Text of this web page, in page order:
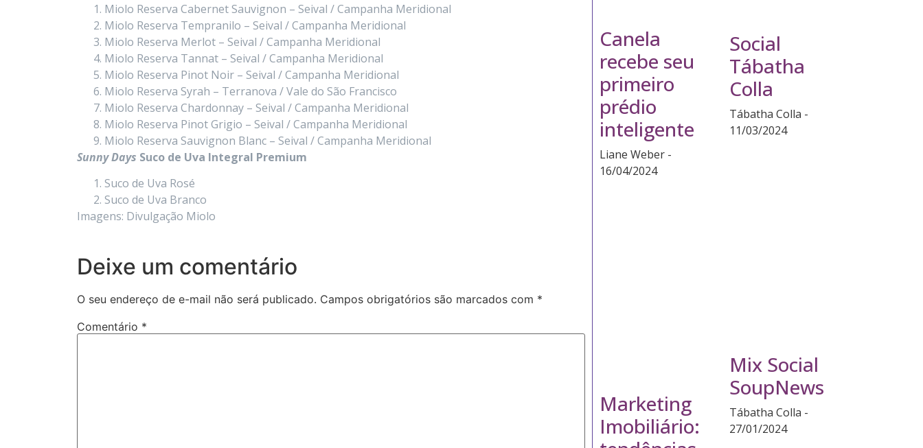
Miolo Reserva Cabernet Sauvignon – Seival / Campanha Meridional
Miolo Reserva Tempranilo – Seival / Campanha Meridional
Miolo Reserva Merlot – Seival / Campanha Meridional
Miolo Reserva Tannat – Seival / Campanha Meridional
Miolo Reserva Pinot Noir – Seival / Campanha Meridional
Miolo Reserva Syrah – Terranova / Vale do São Francisco
Miolo Reserva Chardonnay – Seival / Campanha Meridional
Miolo Reserva Pinot Grigio – Seival / Campanha Meridional
Miolo Reserva Sauvignon Blanc – Seival / Campanha Meridional
Sunny Days Suco de Uva Integral Premium
Suco de Uva Rosé
Suco de Uva Branco
Imagens: Divulgação Miolo
Deixe um comentário
O seu endereço de e-mail não será publicado. Campos obrigatórios são marcados com *
Comentário *
Canela
recebe seu
primeiro
prédio
inteligente
Liane Weber
16/04/2024
Social
Tábatha
Colla
Tábatha Colla
11/03/2024
Marketing
Imobiliário:
Mix Social
SoupNews
Tábatha Colla
27/01/2024